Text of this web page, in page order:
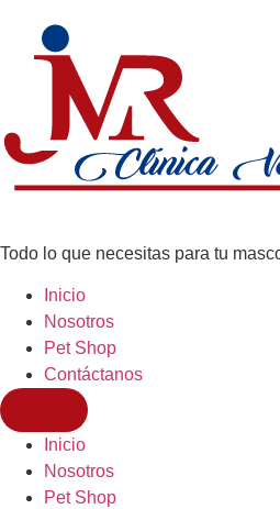
Todo lo que necesitas para tu
Inicio
Nosotros
Pet Shop
Contáctanos
Inicio
Nosotros
Pet Shop